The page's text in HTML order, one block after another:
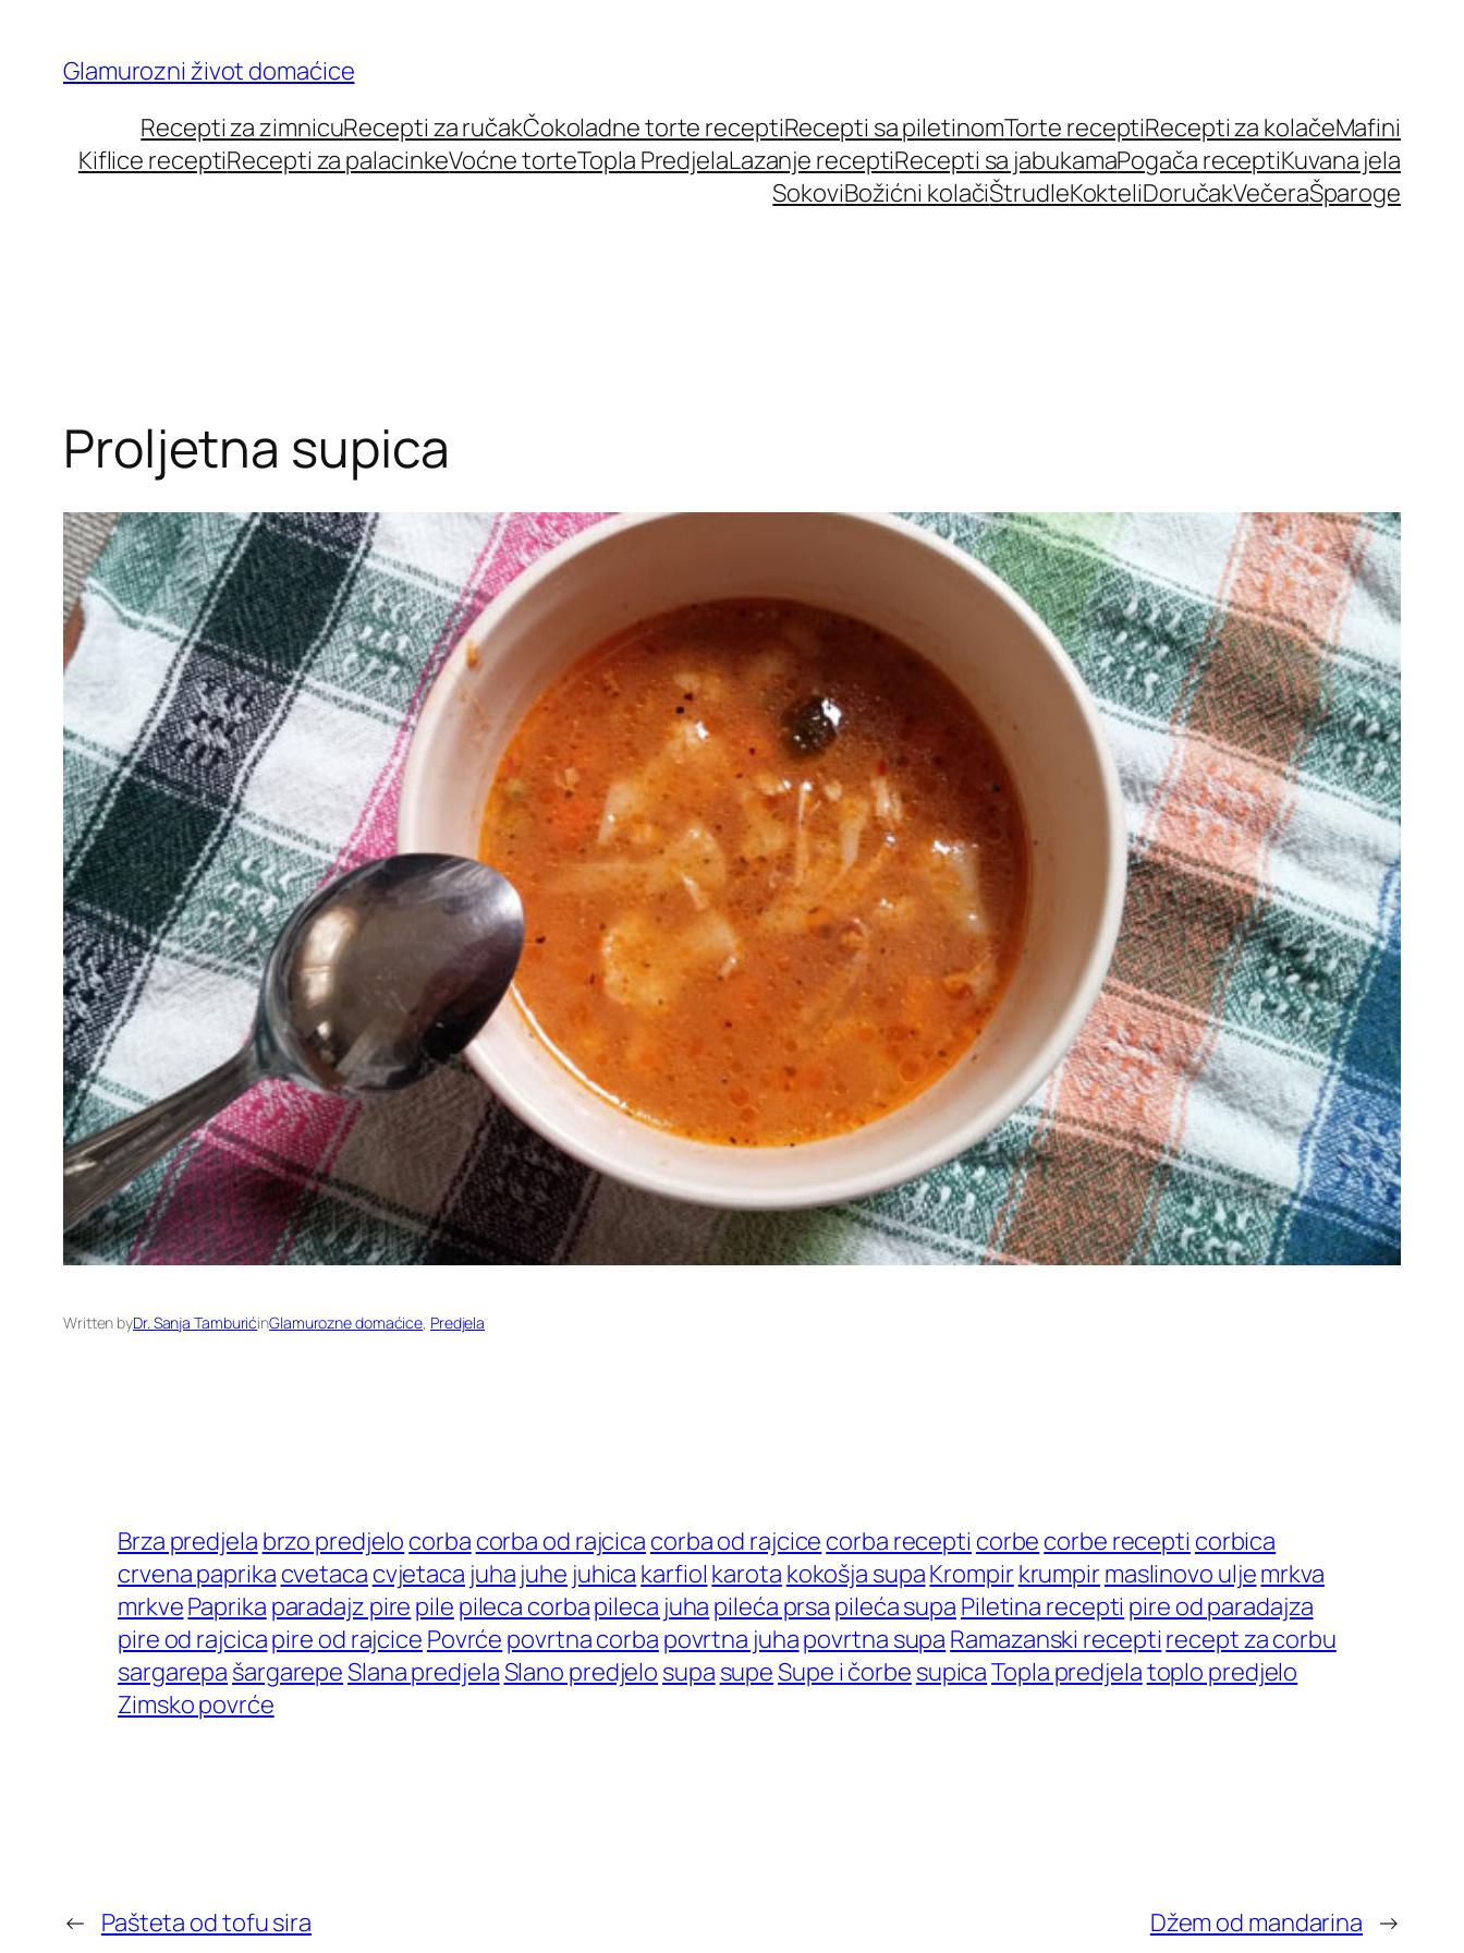
content
Glamurozni život domaćice
Recepti za zimnicuRecepti za ručakČokoladne torte receptiRecepti sa piletinomTorte receptiRecepti za kolačeMafini
Kiflice receptiRecepti za palacinkeVoćne torteTopla PredjelaLazanje receptiRecepti sa jabukamaPogača receptiKuvana jela
SokoviBožićni kolačiŠtrudleKokteliDoručakVečeraŠparoge
Proljetna supica
Written byDr. Sanja TamburićinGlamurozne domaćice, Predjela
Brza predjela brzo predjelo corba corba od rajcica corba od rajcice corba recepti corbe corbe recepti corbica
crvena paprika cvetaca cvjetaca juha juhe juhica karfiol karota kokošja supaKrompirkrumpirmaslinovo uljemrkva
mrkvePaprika paradajz pire pile pileca corbapileca juha pileća prsa pileća supa Piletina recepti pire od paradajza
pire od rajcicapire od rajcice Povrće povrtna corba povrtna juhapovrtna supa Ramazanski recepti recept za corbu
sargarepa šargarepeSlana predjelaSlano predjelo supa supeSupe i čorbe supicaTopla predjelatoplo predjelo
Zimsko povrće
← Pašteta od tofu sira Džem od mandarina →